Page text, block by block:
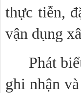
thực tiễn,
vận dụng
Phát
ghi nhận